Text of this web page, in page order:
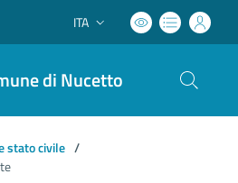
Lingua attiva:
ITA
di Nucetto
stato civile /